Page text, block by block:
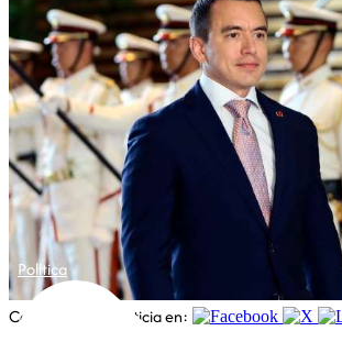
Comparte esta noticia en:
Política